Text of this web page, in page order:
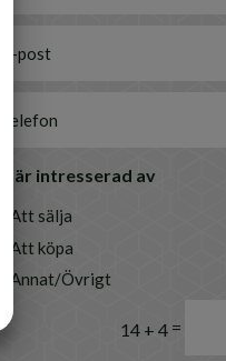
är intresserad av
Att sälja
Att köpa
Annat/Övrigt
14 + 4=